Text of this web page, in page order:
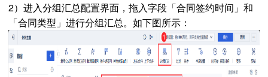
2）进入分组汇总配置界面，拖入字段「合同签约时间」和
「合同类型」进行分组汇总。如下图所示：